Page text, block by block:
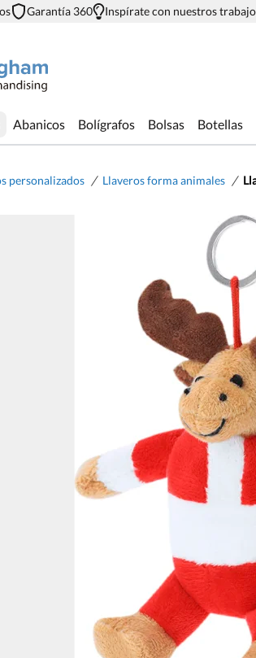
Garantía 360 Inspírate con nuestros
Abanicos Bolígrafos Bolsas Botellas
personalizados / Llaveros forma animales /